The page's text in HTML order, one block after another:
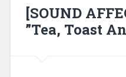
[SOUND
”Tea, Toast